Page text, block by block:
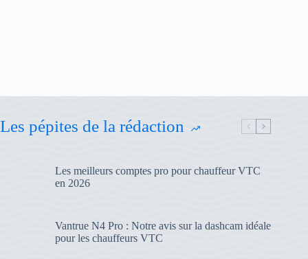
Les pépites de la rédaction
Les meilleurs comptes pro pour chauffeur VTC
en 2026
Vantrue N4 Pro : Notre avis sur la dashcam idéale
pour les chauffeurs VTC